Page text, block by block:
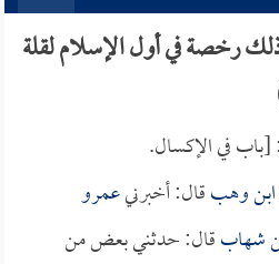
رخصة في أول الإسلام لقلة
[باب في الإكسال.
ابن وهبقال: أخبرنيعمرو
شهابقال: حدثني بعض من